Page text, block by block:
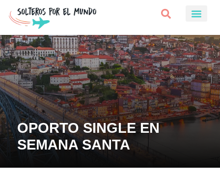
OPORTO SINGLE EN
SEMANA SANTA